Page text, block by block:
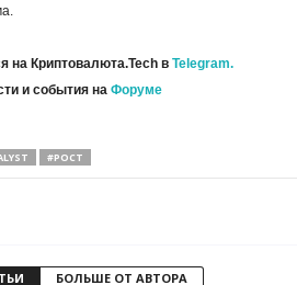
на Криптовалюта.Tech в Telegram.
и события на Форуме
#РОСТ
БОЛЬШЕ ОТ АВТОРА